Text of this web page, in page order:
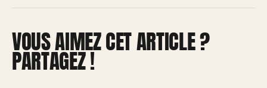
VOUS AIMEZ CET ARTICLE ?
PARTAGEZ !